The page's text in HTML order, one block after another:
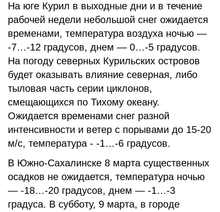
На юге Курил в выходные дни и в течение
рабочей недели небольшой снег ожидается
временами, температура воздуха ночью —
-7…-12 градусов, днем — 0…-5 градусов.
На погоду северных Курильских островов
будет оказывать влияние северная, либо
тыловая часть серии циклонов,
смещающихся по Тихому океану.
Ожидается временами снег разной
интенсивности и ветер с порывами до 15-20
м/с, температура - -1…-6 градусов.
В Южно-Сахалинске 8 марта существенных
осадков не ожидается, температура ночью
— -18…-20 градусов, днем — -1…-3
градуса. В субботу, 9 марта, в городе